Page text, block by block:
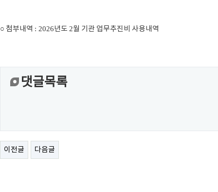
○ 첨부내역 : 2026년도 2월 기관 업무추진비 사용내역
댓글목록
이전글 다음글